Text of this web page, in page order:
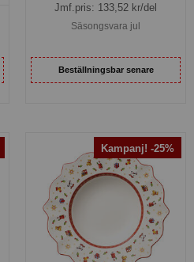
Jmf.pris: 133,52 kr/del
Säsongsvara jul
Beställningsbar senare
Kampanj! -25%